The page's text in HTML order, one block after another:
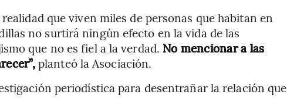
que viven miles de personas que habitan en
no surtirá ningún efecto en la vida de las
que no es fiel a la verdad. No mencionar a las
planteó la Asociación.
periodística para desentrañar la relación que